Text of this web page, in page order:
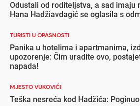
Odustali od roditeljstva, a sad imaju
Hana Hadžiavdagić se oglasila s
TURISTI U OPASNOSTI
Panika u hotelima i apartmanima,
upozorenje: Čim uradite ovo,
napada!
MJESTO VUKOVIĆI
Teška nesreća kod Hadžića: